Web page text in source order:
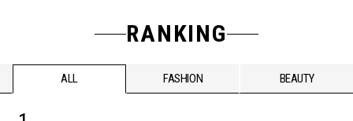
RANKING
ALL FASHION BEAUTY